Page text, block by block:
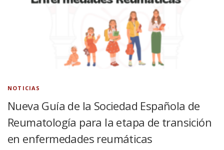
NOTICIAS
Nueva Guía de la Sociedad Española de
Reumatología para la etapa de transición
en enfermedades reumáticas